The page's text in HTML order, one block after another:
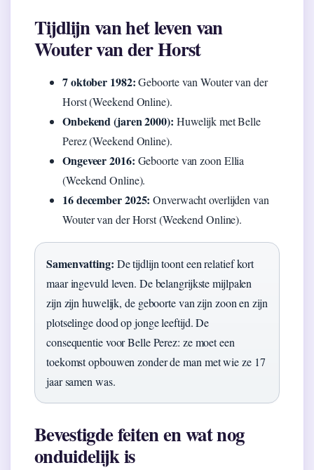
Tijdlijn van het leven van
Wouter van der Horst
7 oktober 1982:Geboorte van Wouter van der
Horst (Weekend Online).
Onbekend (jaren 2000): Huwelijk met Belle
Perez (Weekend Online).
Ongeveer 2016: Geboorte van zoon Ellia
(Weekend Online).
16 december 2025: Onverwacht overlijden van
Wouter van der Horst (Weekend Online).
Samenvatting: De tijdlijn toont een relatief kort
maar ingevuld leven. De belangrijkste mijlpalen
zijn zijn huwelijk, de geboorte van zijn zoon en zijn
plotselinge dood op jonge leeftijd. De
consequentie voor Belle Perez: ze moet een
toekomst opbouwen zonder de man met wie ze 17
jaar samen was.
Bevestigde feiten en wat nog
onduidelijk is